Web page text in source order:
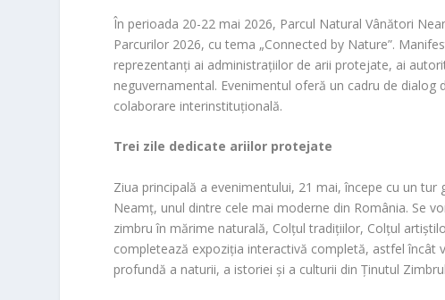
În perioada 20-22 mai 2026, Parcul Natural Vânători
Parcurilor 2026, cu tema „Connected by Nature”.
reprezentanți ai administrațiilor de arii protejate, ai
neguvernamental. Evenimentul oferă un cadru de
colaborare interinstituțională.
Trei zile dedicate ariilor protejate
Ziua principală a evenimentului, 21 mai, începe cu un
Neamț, unul dintre cele mai moderne din România. Se
zimbru în mărime naturală, Colțul tradițiilor, Colțul
completează expoziția interactivă completă, astfel încât
profundă a naturii, a istoriei și a culturii din Ținutul